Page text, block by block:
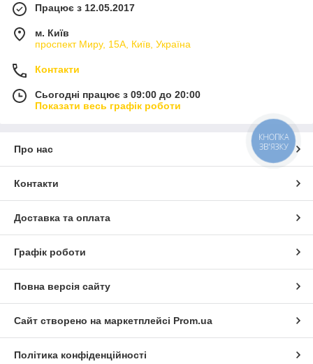
Працює з 12.05.2017
м. Київ
проспект Миру, 15А, Київ, Україна
Контакти
Сьогодні працює з 09:00 до 20:00
Показати весь графік роботи
Про нас
Контакти
Доставка та оплата
Графік роботи
Повна версія сайту
Сайт створено на маркетплейсі Prom.ua
Політика конфіденційності
КНОПКА
ЗВ'ЯЗКУ